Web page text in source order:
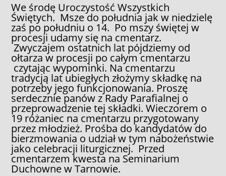
We środę Uroczystość Wszystkich
Świętych. Msze do południa jak w niedzielę
zaś po południu o 14. Po mszy świętej w
procesji udamy się na cmentarz.
Zwyczajem ostatnich lat pójdziemy od
ołtarza w procesji po całym cmentarzu
czytając wypominki. Na cmentarzu
tradycją lat ubiegłych złożymy składkę na
potrzeby jego funkcjonowania. Proszę
serdecznie panów z Rady Parafialnej o
przeprowadzenie tej składki. Wieczorem o
19 różaniec na cmentarzu przygotowany
przez młodzież. Prośba do kandydatów do
bierzmowania o udział w tym nabożeństwie
jako celebracji liturgicznej. Przed
cmentarzem kwesta na Seminarium
Duchowne w Tarnowie.